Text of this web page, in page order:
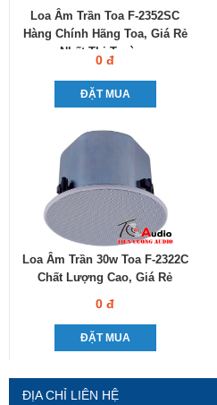
Loa Âm Trần Toa F-2352SC
Hàng Chính Hãng Toa, Giá Rẻ
Nhất Thị Trường
0 đ
ĐẶT MUA
Loa Âm Trần 30w Toa F-2322C
Chất Lượng Cao, Giá Rẻ
0 đ
ĐẶT MUA
ĐỊA CHỈ LIÊN HỆ